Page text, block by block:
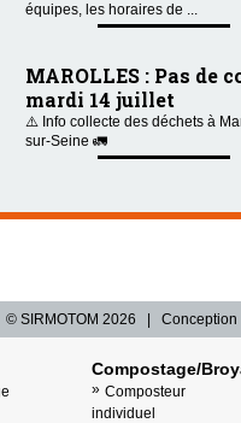
équipes, les horaires de ...
MAROLLES : Pas de
mardi 14 juillet
⚠️ Info collecte des déchets à
sur-Seine 🚛
© SIRMOTOM 2026 | Conception
Compostage/
Composteur
individuel